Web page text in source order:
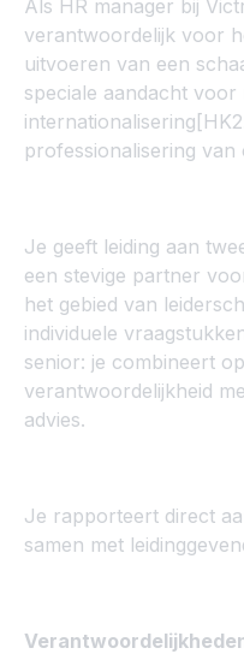
Als HR manager bij
verantwoordelijk voor
uitvoeren van een
speciale aandacht voor
professionalisering
Je geeft leiding aan
een stevige partner
het gebied van
individuele
senior: je combineert
verantwoordelijkheid
advies.
Je rapporteert direct
samen met